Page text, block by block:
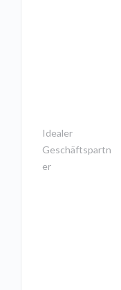
Idealer
Geschäftspartn
er